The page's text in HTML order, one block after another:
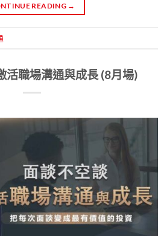
READING →
活職場溝通與成長 (8月場)